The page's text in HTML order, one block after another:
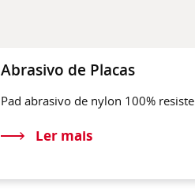
Abrasivo de Placas
Pad abrasivo de nylon 100%
Ler mais